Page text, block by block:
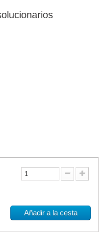
Añadir a la cesta